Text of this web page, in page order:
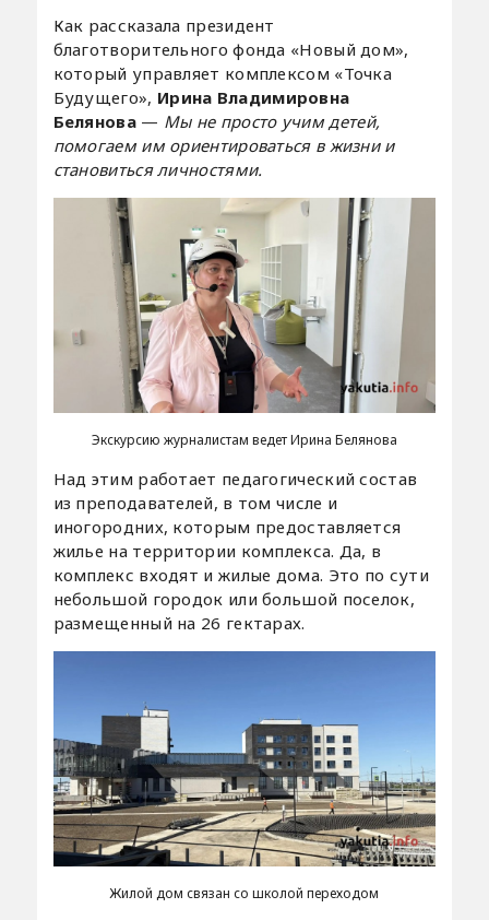
Как рассказала президент
благотворительного фонда «Новый дом»,
который управляет комплексом «Точка
Будущего», Ирина Владимировна
Белянова — Мы не просто учим детей,
помогаем им ориентироваться в жизни и
становиться личностями.
Экскурсию журналистам ведет Ирина Белянова
Над этим работает педагогический состав
из преподавателей, в том числе и
иногородних, которым предоставляется
жилье на территории комплекса. Да, в
комплекс входят и жилые дома. Это по сути
небольшой городок или большой поселок,
размещенный на 26 гектарах.
Жилой дом связан со школой переходом